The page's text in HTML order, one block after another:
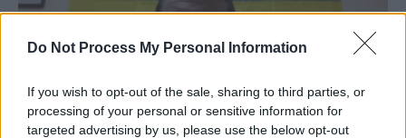
Do Not Process My Personal Information
If you wish to opt-out of the sale, sharing to third parties, or
processing of your personal or sensitive information for
targeted advertising by us, please use the below opt-out